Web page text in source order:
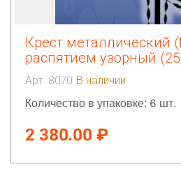
Крест металлический
распятием узорный
Арт. 8070 В наличии
Количество в упаковке: 6 шт.
2 380.00 ₽